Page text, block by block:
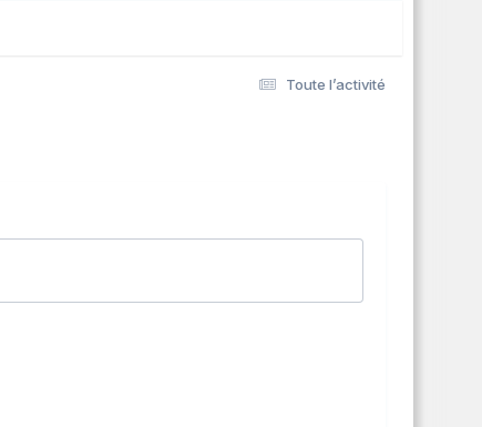
Toute l’activité